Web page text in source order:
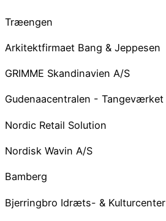
Træengen
Arkitektfirmaet Bang & Jeppesen
GRIMME Skandinavien A/S
Gudenaacentralen - Tangeværket
Nordic Retail Solution
Nordisk Wavin A/S
Bamberg
Bjerringbro Idræts- & Kulturcenter